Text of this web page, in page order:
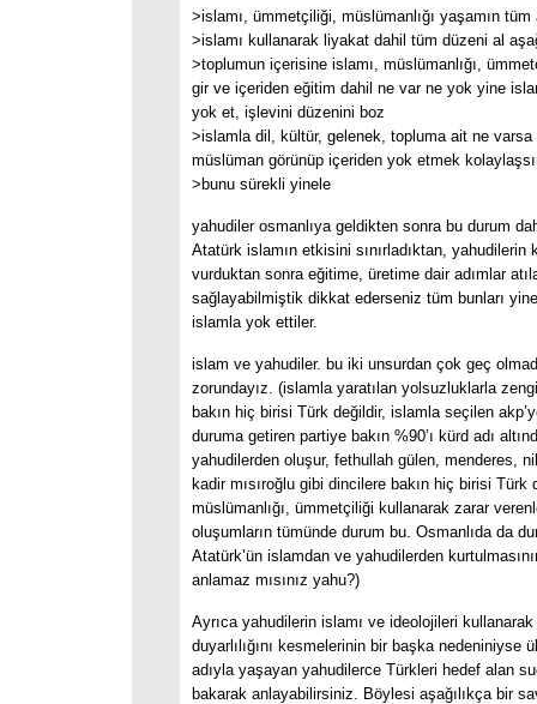
>islamı, ümmetçiliği, müslümanlığı yaşamın tüm
>islamı kullanarak liyakat dahil tüm düzeni al
>toplumun içerisine islamı, müslümanlığı,
gir ve içeriden eğitim dahil ne var ne yok yine
yok et, işlevini düzenini boz
>islamla dil, kültür, gelenek, topluma ait ne varsa
müslüman görünüp içeriden yok etmek
>bunu sürekli yinele
yahudiler osmanlıya geldikten sonra bu durum
Atatürk islamın etkisini sınırladıktan, yahudilerin
vurduktan sonra eğitime, üretime dair adımlar
sağlayabilmiştik dikkat ederseniz tüm bunları
islamla yok ettiler.
islam ve yahudiler. bu iki unsurdan çok geç
zorundayız. (islamla yaratılan yolsuzluklarla
bakın hiç birisi Türk değildir, islamla seçilen
duruma getiren partiye bakın %90’ı kürd adı
yahudilerden oluşur, fethullah gülen, menderes,
kadir mısıroğlu gibi dincilere bakın hiç birisi Türk
müslümanlığı, ümmetçiliği kullanarak zarar
oluşumların tümünde durum bu. Osmanlıda da
Atatürk’ün islamdan ve yahudilerden
anlamaz mısınız yahu?)
Ayrıca yahudilerin islamı ve ideolojileri
duyarlılığını kesmelerinin bir başka nedeniniyse
adıyla yaşayan yahudilerce Türkleri hedef alan
bakarak anlayabilirsiniz. Böylesi aşağılıkça bir